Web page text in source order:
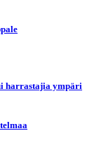
harrastajia ympäri